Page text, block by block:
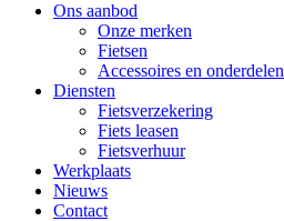
Ons aanbod
Onze merken
Fietsen
Accessoires en onderdelen
Diensten
Fietsverzekering
Fiets leasen
Fietsverhuur
Werkplaats
Nieuws
Contact